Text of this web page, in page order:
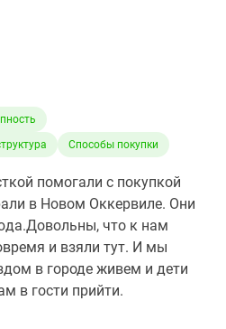
Способы покупки
помогали с покупкой
в Новом Оккервиле. Они
что к нам
и взяли тут. И мы
в городе живем и дети
в гости прийти.